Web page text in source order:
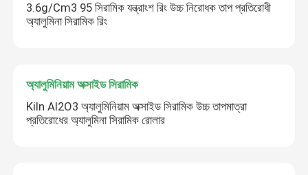
3.6g/Cm3 95 সিরামিক যন্ত্রাংশ রিং উচ্চ নিরোধক তাপ প্রতিরোধী
অ্যালুমিনা সিরামিক রিং
অ্যালুমিনিয়াম অক্সাইড সিরামিক
Kiln Al2O3 অ্যালুমিনিয়াম অক্সাইড সিরামিক উচ্চ তাপমাত্রা
প্রতিরোধের অ্যালুমিনা সিরামিক রোলার